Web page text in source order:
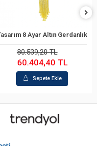
Sepete Ekle
8 Ayar Altın Gerdanlık
80.539,20 TL
60.404,40 TL
Sepete Ekle